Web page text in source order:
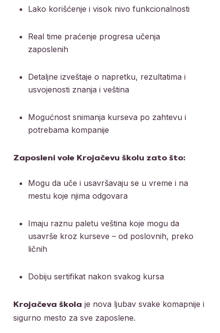
Lako korišćenje i visok nivo funkcionalnosti
Real time praćenje progresa učenja
zaposlenih
Detaljne izveštaje o napretku, rezultatima i
usvojenosti znanja i veština
Mogućnost snimanja kurseva po zahtevu i
potrebama kompanije
Zaposleni vole Krojačevu školu zato što:
Mogu da uče i usavršavaju se u vreme i na
mestu koje njima odgovara
Imaju raznu paletu veština koje mogu da
usavrše kroz kurseve – od poslovnih, preko
ličnih
Dobiju sertifikat nakon svakog kursa
Krojačeva škola je nova ljubav svake komapnije i
sigurno mesto za sve zaposlene.